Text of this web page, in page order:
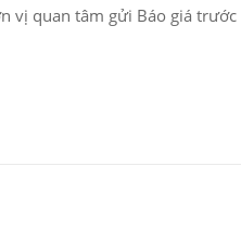
vị quan tâm gửi Báo giá